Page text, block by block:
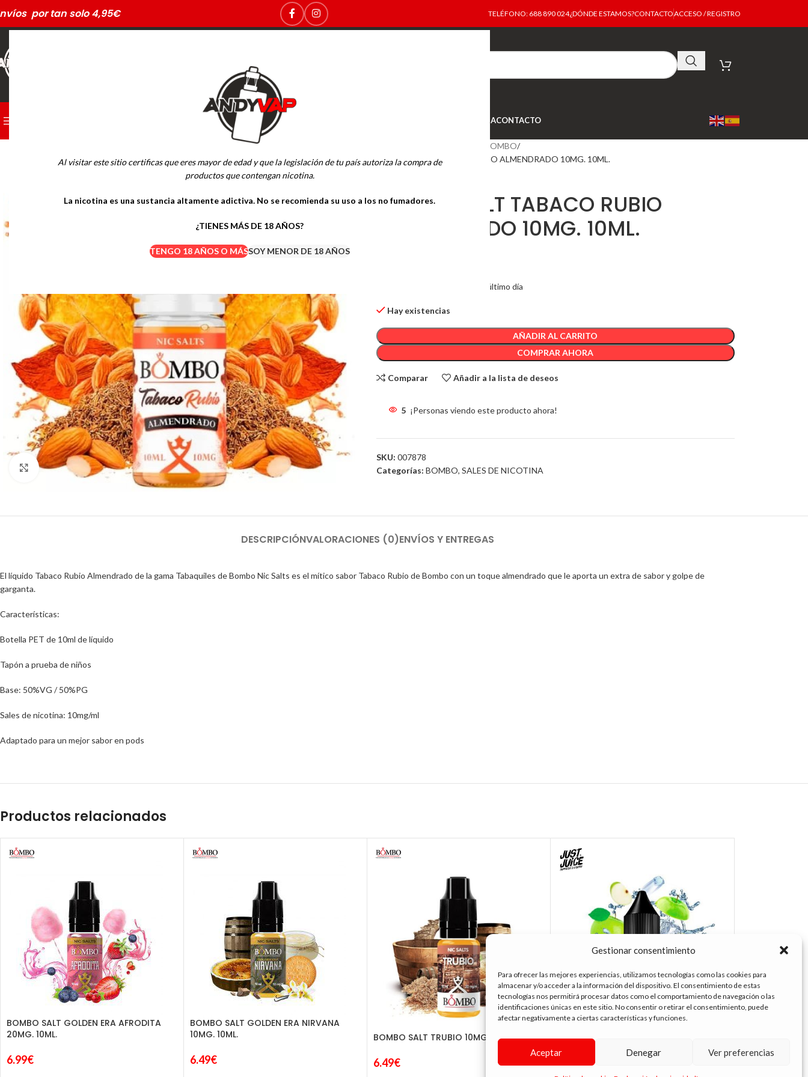
Al visitar este sitio certificas que eres mayor de edad y que la legislación de tu país autoriza la compra de
productos que contengan nicotina.
La nicotina es una sustancia altamente adictiva. No se recomienda su uso a los no fumadores.
¿TIENES MÁS DE 18 AÑOS?
TENGO 18 AÑOS O MÁSSOY MENOR DE 18 AÑOS
Gestionar consentimiento
Para ofrecer las mejores experiencias, utilizamos tecnologías como las cookies para
almacenar y/o acceder a la información del dispositivo. El consentimiento de estas
tecnologías nos permitirá procesar datos como el comportamiento de navegación o las
identificaciones únicas en este sitio. No consentir o retirar el consentimiento, puede
afectar negativamente a ciertas características y funciones.
Aceptar Denegar Ver preferencias
por tan solo 4,95€ TELÉFONO: 688 890 024¿DÓNDE ESTAMOS?CONTACTOACCESO / REGISTRO
PODS DESECHABLES
Drifter Desechables
TIENDACONTACTO
Clic para ampliar
BOMBO
BOMBO SALT TABACO RUBIO ALMENDRADO 10MG. 10ML.
BOMBO SALT TABACO RUBIO
ALMENDRADO 10MG. 10ML.
Artículos Vendido en el último día
Hay existencias
AÑADIR AL CARRITO
COMPRAR AHORA
Comparar Añadir a la lista de deseos
5 ¡Personas viendo este producto ahora!
SKU: 007878
Categorías: BOMBO, SALES DE NICOTINA
DESCRIPCIÓNVALORACIONES (0)ENVÍOS Y ENTREGAS
El líquido Tabaco Rubio Almendrado de la gama Tabaquiles de Bombo Nic Salts es el mítico sabor Tabaco Rubio de Bombo con un toque almendrado que le aporta un extra de sabor y golpe de
garganta.
Características:
Botella PET de 10ml de líquido
Tapón a prueba de niños
Base: 50%VG / 50%PG
Sales de nicotina: 10mg/ml
Adaptado para un mejor sabor en pods
Productos relacionados
BOMBO SALT GOLDEN ERA AFRODITA
20MG. 10ML.
6.99€
BOMBO SALT GOLDEN ERA NIRVANA
10MG. 10ML.
6.49€
BOMBO SALT TRUBIO 10MG. 10ML.
6.49€
JUST JUICE SALT APPLE & PEAR 20MG.
JUST JUICE